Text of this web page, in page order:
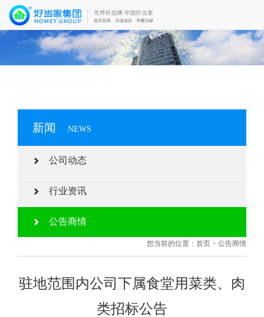
新闻 NEWS
公司动态
行业资讯
公告商情
您当前的位置： 首页 > 公告商情
驻地范围内公司下属食堂用菜类、肉
类招标公告